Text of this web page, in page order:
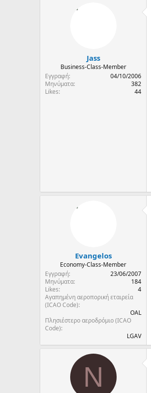
Jass
Business-Class-Member
Εγγραφή
04/10/2006
Μηνύματα
382
Likes
44
Evangelos
Economy-Class-Member
Εγγραφή
23/06/2007
Μηνύματα
184
Likes
4
Αγαπημένη αεροπορική εταιρεία
(ICAO Code)
OAL
Πλησιέστερο αεροδρόμιο (ICAO
Code)
LGAV
N